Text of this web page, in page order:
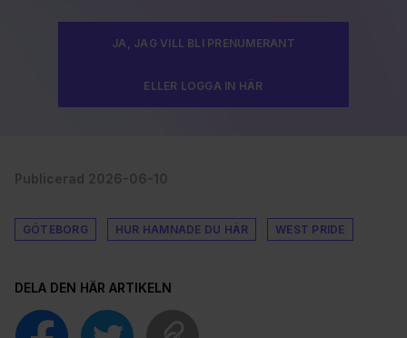
JA, JAG VILL BLI PRENUMERANT
ELLER LOGGA IN HÄR
Publicerad 2026-06-10
GÖTEBORG HUR HAMNADE DU HÄR WEST PRIDE
DELA DEN HÄR ARTIKELN